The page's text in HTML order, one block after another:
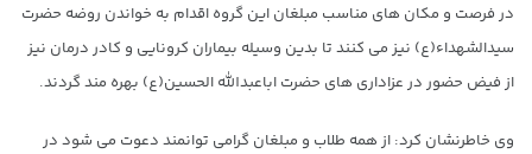
در فرصت و مکان های مناسب مبلغان این گروه اقدام به خواندن روضه حضرت
سیدالشهداء(ع) نیز می کنند تا بدین وسیله بیماران کرونایی و کادر درمان نیز
از فیض حضور در عزاداری های حضرت اباعبدالله الحسین(ع) بهره مند گردند.
وی خاطرنشان کرد: از همه طلاب و مبلغان گرامی توانمند دعوت می شود در